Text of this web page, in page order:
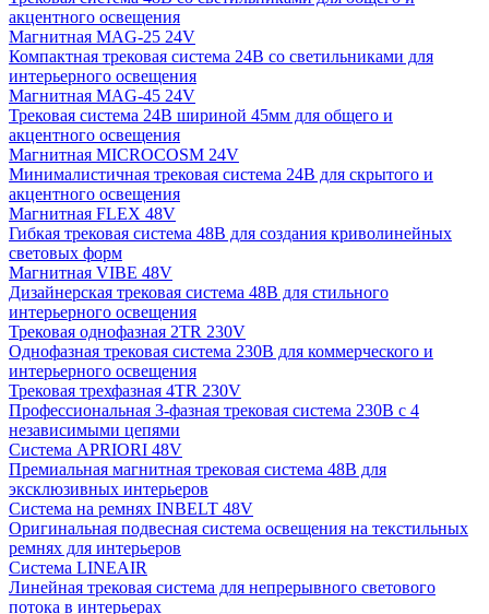
акцентного освещения
Магнитная MAG-25 24V
Компактная трековая система 24В со светильниками для
интерьерного освещения
Магнитная MAG-45 24V
Трековая система 24В шириной 45мм для общего и
акцентного освещения
Магнитная MICROCOSM 24V
Минималистичная трековая система 24В для скрытого и
акцентного освещения
Магнитная FLEX 48V
Гибкая трековая система 48В для создания криволинейных
световых форм
Магнитная VIBE 48V
Дизайнерская трековая система 48В для стильного
интерьерного освещения
Трековая однофазная 2TR 230V
Однофазная трековая система 230В для коммерческого и
интерьерного освещения
Трековая трехфазная 4TR 230V
Профессиональная 3-фазная трековая система 230В с 4
независимыми цепями
Система APRIORI 48V
Премиальная магнитная трековая система 48В для
эксклюзивных интерьеров
Система на ремнях INBELT 48V
Оригинальная подвесная система освещения на текстильных
ремнях для интерьеров
Система LINEAIR
Линейная трековая система для непрерывного светового
потока в интерьерах